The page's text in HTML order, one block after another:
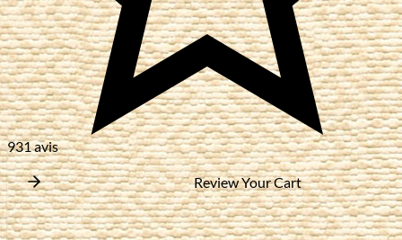
931 avis
Review Your Cart